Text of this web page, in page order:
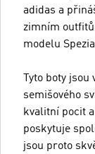
adidas a
zimním
modelu
Tyto boty
semišového
kvalitní pocit
poskytuje
jsou proto